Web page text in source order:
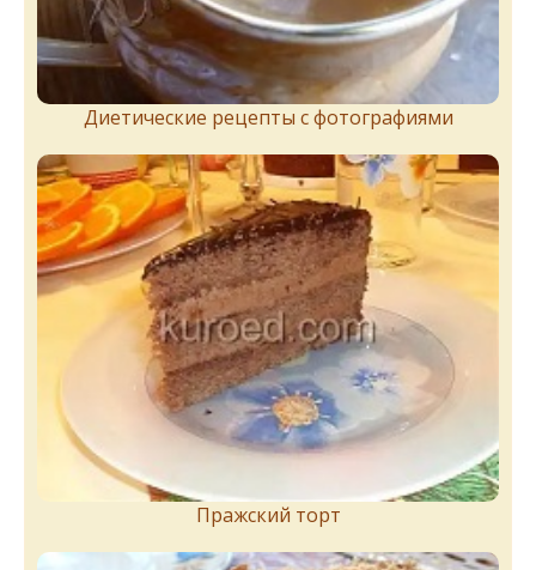
Диетические рецепты с фотографиями
Пражский торт